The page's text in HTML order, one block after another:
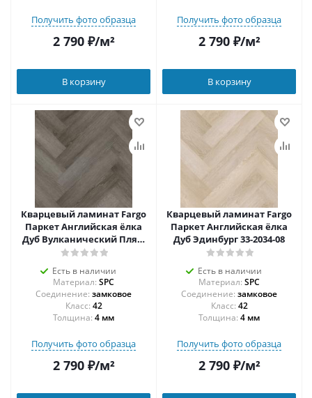
Получить фото образца
2 790₽/м²
В корзину
Получить фото образца
2 790₽/м²
В корзину
Кварцевый ламинат Fargo
Паркет Английская ёлка
Дуб Вулканический Пляж
33-2074-05
Есть в наличии
Материал: SPC
Соединение: замковое
42
Толщина: 4 мм
Получить фото образца
2 790₽/м²
Кварцевый ламинат Fargo
Паркет Английская ёлка
Дуб Эдинбург 33-2034-08
Есть в наличии
Материал: SPC
Соединение: замковое
42
Толщина: 4 мм
Получить фото образца
2 790₽/м²